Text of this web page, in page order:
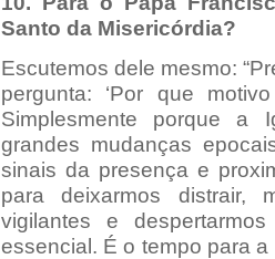
Santo da Misericórdia?
Escutemos dele mesmo:
pergunta: ‘Por que
Simplesmente porque a
grandes mudanças
sinais da presença e
para deixarmos distrair,
vigilantes e
essencial. É o tempo para